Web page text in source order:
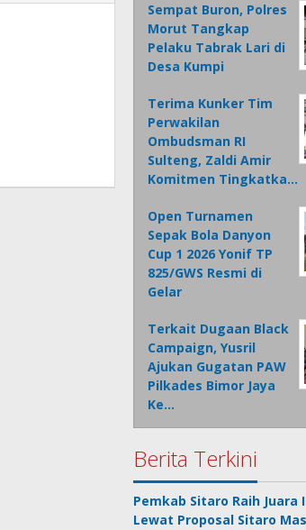
Sempat Buron, Polres
Morut Tangkap
Pelaku Tabrak Lari di
Desa Kumpi
Terima Kunker Tim
Perwakilan
Ombudsman RI
Sulteng, Zaldi Amir
Komitmen Tingkatka…
Open Turnamen
Sepak Bola Danyon
Cup 1 2026 Yonif TP
825/GWS Resmi di
Gelar
Terkait Dugaan Black
Campaign, Yusril
Ajukan Gugatan PAW
Pilkades Bimor Jaya
Ke…
Berita Terkini
Pemkab Sitaro Raih Juara
Lewat Proposal Sitaro